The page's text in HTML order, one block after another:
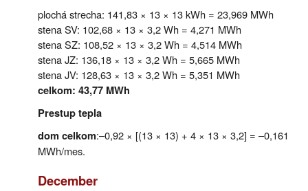
plochá strecha: 141,83 × 13 × 13 kWh = 23,969 MWh
stena SV: 102,68 × 13 × 3,2 Wh = 4,271 MWh
stena SZ: 108,52 × 13 × 3,2 Wh = 4,514 MWh
stena JZ: 136,18 × 13 × 3,2 Wh = 5,665 MWh
stena JV: 128,63 × 13 × 3,2 Wh = 5,351 MWh
celkom: 43,77 MWh
Prestup tepla
dom celkom:–0,92 × [(13 × 13) + 4 × 13 × 3,2] = –0,161
MWh/mes.
December